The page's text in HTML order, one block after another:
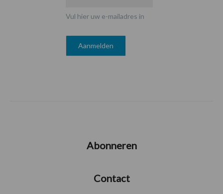
Vul hier uw e-mailadres in
Abonneren
Contact